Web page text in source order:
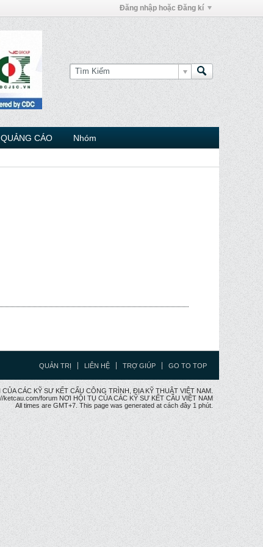
Đăng nhập hoặc Đăng kí
CÁO Nhóm
QUẢN TRỊ LIÊN HỆ TRỢ GIÚP GO TO TOP
CÁC KỸ SƯ KẾT CẤU CÔNG TRÌNH, ĐỊA KỸ THUẬT VIỆT NAM.
ketcau.com/forum NƠI HỘI TỤ CỦA CÁC KỸ SƯ KẾT CÂU VIỆT NAM
All times are GMT+7. This page was generated at cách đây 1 phút.